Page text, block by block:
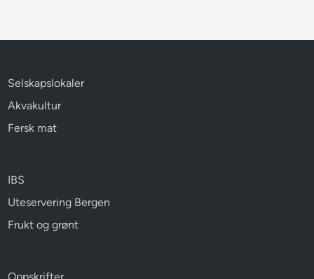
Selskapslokaler
Akvakultur
Fersk mat
IBS
Uteservering Bergen
Frukt og grønt